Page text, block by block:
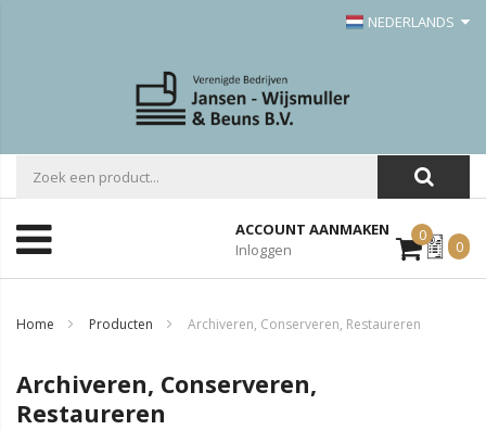
NEDERLANDS
ACCOUNT AANMAKEN
Inloggen
0Mijn
Offerte
0
Home Producten Archiveren, Conserveren, Restaureren
Archiveren, Conserveren,
Restaureren